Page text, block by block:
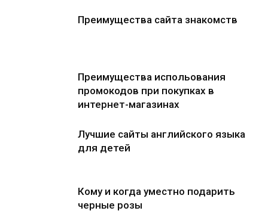
Преимущества сайта знакомств
Преимущества испольования
промокодов при покупках в
интернет-магазинах
Лучшие сайты английского языка
для детей
Кому и когда уместно подарить
черные розы